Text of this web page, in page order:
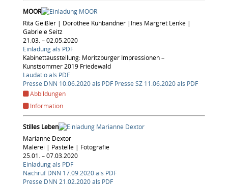
MOOR
Rita Geißler | Dorothee Kuhbandner |Ines Margret Lenke |
Gabriele Seitz
21.03. – 02.05.2020
Einladung als PDF
Kabinettausstellung: Moritzburger Impressionen –
Kunstsommer 2019 Friedewald
Laudatio als PDF
Presse DNN 10.06.2020 als PDF Presse SZ 11.06.2020 als PDF
Abbildungen
Information
Stilles Leben
Marianne Dextor
Malerei | Pastelle | Fotografie
25.01. – 07.03.2020
Einladung als PDF
Nachruf DNN 17.09.2020 als PDF
Presse DNN 21.02.2020 als PDF